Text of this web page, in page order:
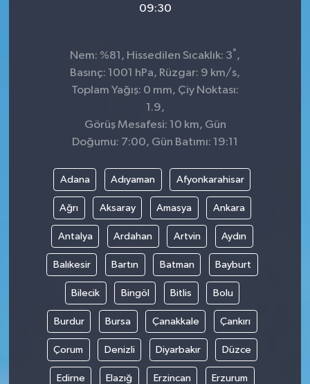
09:30
Nem: %81, Hissedilen Sıcaklık: 3° ,
Basınç: 1001 hPa, Rüzgar: 9 km/s,
Toplam Yağış: 0 mm, Çiy Noktası:
1.9,
Görüş Mesafesi: 10 km, Gün
Doğumu: 7:00, Gün Batımı: 19:11
Adana Adıyaman Afyonkarahisar
Ağrı Aksaray Amasya Ankara
Antalya Ardahan Artvin Aydın
Balıkesir Bartın Batman Bayburt
Bilecik Bingöl Bitlis Bolu
Burdur Bursa Çanakkale Çankırı
Çorum Denizli Diyarbakır Düzce
Edirne Elazığ Erzincan Erzurum